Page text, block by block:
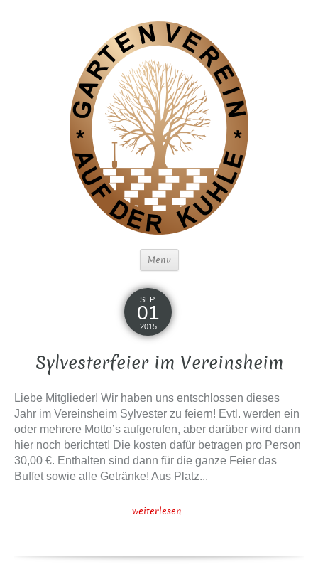
Menu
SEP.
01
2015
Sylvesterfeier im Vereinsheim
Liebe Mitglieder! Wir haben uns entschlossen dieses
Jahr im Vereinsheim Sylvester zu feiern! Evtl. werden ein
oder mehrere Motto’s aufgerufen, aber darüber wird dann
hier noch berichtet! Die kosten dafür betragen pro Person
30,00 €. Enthalten sind dann für die ganze Feier das
Buffet sowie alle Getränke! Aus Platz...
weiterlesen...